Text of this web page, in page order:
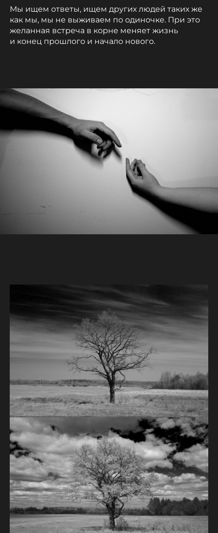
Мы ищем ответы, ищем других людей таких же
как мы, мы не выживаем по одиночке. При это
желанная встреча в корне меняет жизнь
и конец прошлого и начало нового.